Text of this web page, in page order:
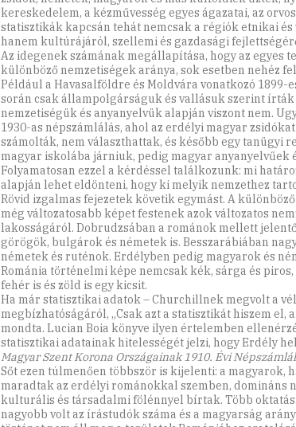
kereskedelem, a kézművesség egyes ágazatai, az
statisztikák kapcsán tehát nemcsak a régiók etnikai
hanem kultúrájáról, szellemi és gazdasági
Az idegenek számának megállapítása, hogy az egyes
különböző nemzetiségek aránya, sok esetben nehéz
Például a Havasalföldre és Moldvára vonatkozó 1899-
során csak állampolgárságuk és vallásuk szerint írták
nemzetiségük és anyanyelvük alapján viszont nem.
1930-as népszámlálás, ahol az erdélyi magyar
számolták, nem választhattak, és később egy tanügyi
magyar iskolába járniuk, pedig magyar anyanyelvűek
Folyamatosan ezzel a kérdéssel találkozunk: mi
alapján lehet eldönteni, hogy ki melyik nemzethez
Rövid izgalmas fejezetek követik egymást. A
még változatosabb képet festenek azok változatos
lakosságáról. Dobrudzsában a románok mellett
görögök, bulgárok és németek is. Besszarábiában
németek és ruténok. Erdélyben pedig magyarok és
Románia történelmi képe nemcsak kék, sárga és
fehér is és zöld is egy kicsit.
Ha már statisztikai adatok – Churchillnek megvolt a
megbízhatóságáról, „Csak azt a statisztikát hiszem el,
mondta. Lucian Boia könyve ilyen értelemben
statisztikai adatainak hitelességét jelzi, hogy Erdély
Magyar Szent Korona Országainak 1910. Évi
Sőt ezen túlmenően többször is kijelenti: a magyarok,
maradtak az erdélyi románokkal szemben, domináns
kulturális és társadalmi fölénnyel bírtak. Több
nagyobb volt az írástudók száma és a magyarság